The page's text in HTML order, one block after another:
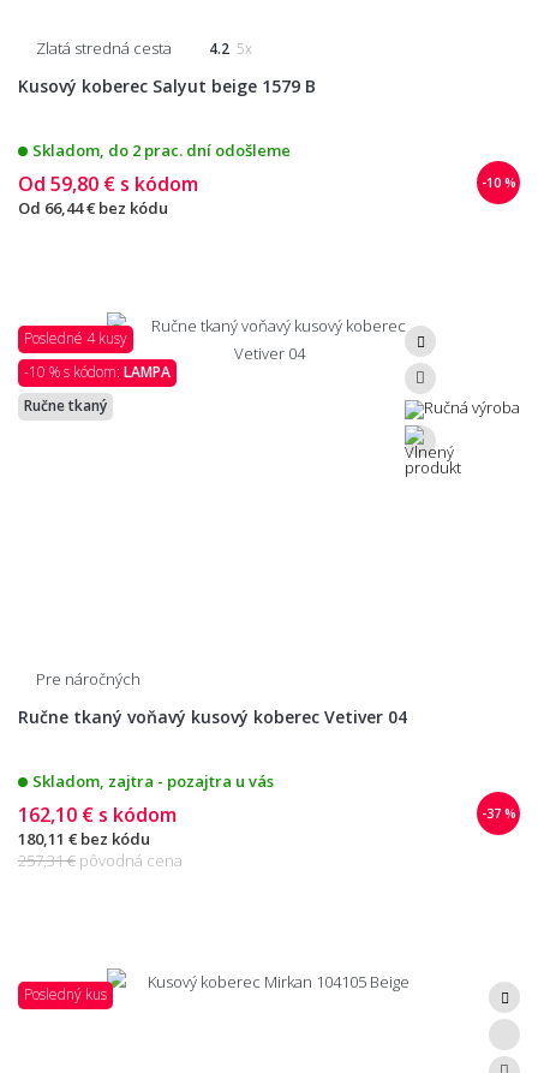
Zlatá stredná cesta 4.2 5x
Kusový koberec Salyut beige 1579 B
Skladom, do 2 prac. dní odošleme
-10 %
Od 59,80 € s kódom
Od 66,44 € bez kódu
Posledné 4 kusy
-10 % s kódom: LAMPA
Ručne tkaný
Pre náročných
Ručne tkaný voňavý kusový koberec Vetiver 04
Skladom, zajtra - pozajtra u vás
-37 %
162,10 € s kódom
180,11 € bez kódu
257,31 € pôvodná cena
Posledný kus